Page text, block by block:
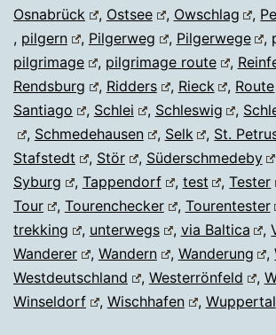
Osnabrück
, Ostsee , Owschlag ,
, pilgern , Pilgerweg , Pilgerwege ,
pilgrimage
, pilgrimage route ,
Rendsburg
, Ridders , Rieck , Route
Santiago
, Schlei , Schleswig ,
, Schmedehausen , Selk , St.
Stafstedt
, Stör , Süderschmedeby
Syburg
, Tappendorf , test ,Tester
Tour
, Tourenchecker , Tourentester
trekking
, unterwegs , via Baltica ,
Wanderer
, Wandern , Wanderung ,
Westdeutschland
, Westerrönfeld ,
Winseldorf
, Wischhafen , Wuppertal